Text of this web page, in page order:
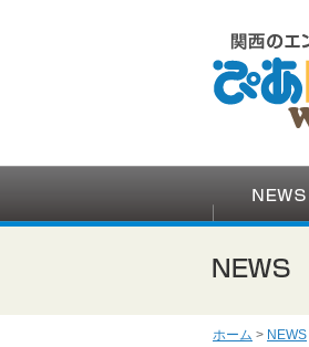
ホーム > NEWS